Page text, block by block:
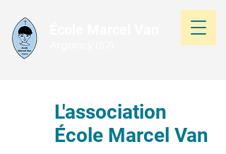
L'association
École Marcel Van